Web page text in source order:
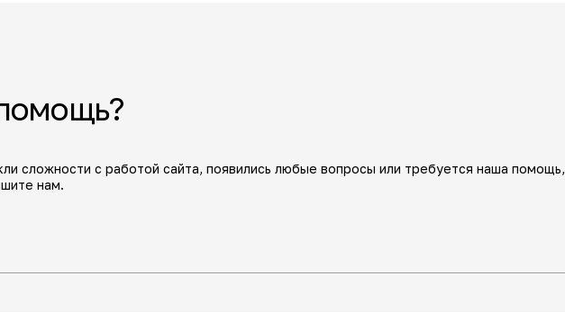
сложности с работой сайта, появились любые вопросы или требуется наша помощь,
нам.